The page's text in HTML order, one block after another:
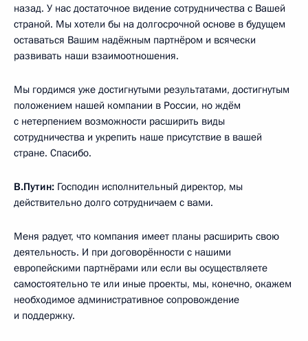
назад. У нас достаточное видение сотрудничества с Вашей
страной. Мы хотели бы на долгосрочной основе в будущем
оставаться Вашим надёжным партнёром и всячески
развивать наши взаимоотношения.
Мы гордимся уже достигнутыми результатами, достигнутым
положением нашей компании в России, но ждём
с нетерпением возможности расширить виды
сотрудничества и укрепить наше присутствие в вашей
стране. Спасибо.
В.Путин: Господин исполнительный директор, мы
действительно долго сотрудничаем с вами.
Меня радует, что компания имеет планы расширить свою
деятельность. И при договорённости с нашими
европейскими партнёрами или если вы осуществляете
самостоятельно те или иные проекты, мы, конечно, окажем
необходимое административное сопровождение
и поддержку.